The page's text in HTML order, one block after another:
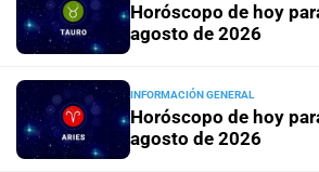
Te puede interesar
Horóscopo de hoy
agosto de 2026
INFORMACIÓN GENERAL
Horóscopo de hoy
agosto de 2026